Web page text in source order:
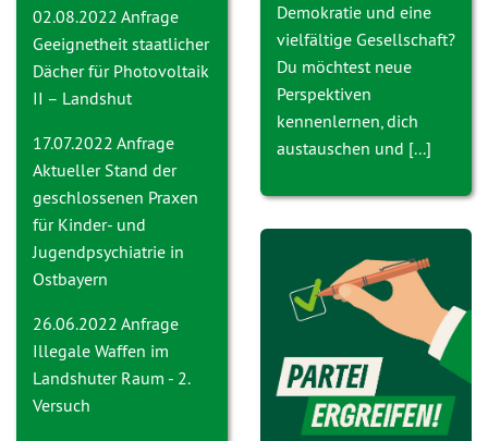
02.08.2022 Anfrage
Geeignetheit staatlicher
Dächer für Photovoltaik
II – Landshut
17.07.2022 Anfrage
Aktueller Stand der
geschlossenen Praxen
für Kinder- und
Jugendpsychiatrie in
Ostbayern
26.06.2022 Anfrage
Illegale Waffen im
Landshuter Raum - 2.
Versuch
Demokratie und eine
vielfältige Gesellschaft?
Du möchtest neue
Perspektiven
kennenlernen, dich
austauschen und [...]